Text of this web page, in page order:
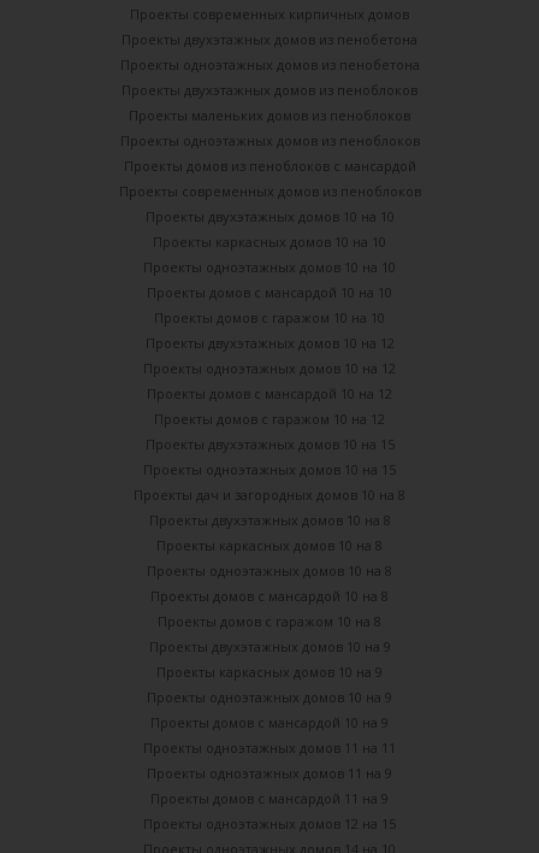
Проекты современных кирпичных домов
Проекты двухэтажных домов из пенобетона
Проекты одноэтажных домов из пенобетона
Проекты двухэтажных домов из пеноблоков
Проекты маленьких домов из пеноблоков
Проекты одноэтажных домов из пеноблоков
Проекты домов из пеноблоков с мансардой
Проекты современных домов из пеноблоков
Проекты двухэтажных домов 10 на 10
Проекты каркасных домов 10 на 10
Проекты одноэтажных домов 10 на 10
Проекты домов с мансардой 10 на 10
Проекты домов с гаражом 10 на 10
Проекты двухэтажных домов 10 на 12
Проекты одноэтажных домов 10 на 12
Проекты домов с мансардой 10 на 12
Проекты домов с гаражом 10 на 12
Проекты двухэтажных домов 10 на 15
Проекты одноэтажных домов 10 на 15
Проекты дач и загородных домов 10 на 8
Проекты двухэтажных домов 10 на 8
Проекты каркасных домов 10 на 8
Проекты одноэтажных домов 10 на 8
Проекты домов с мансардой 10 на 8
Проекты домов с гаражом 10 на 8
Проекты двухэтажных домов 10 на 9
Проекты каркасных домов 10 на 9
Проекты одноэтажных домов 10 на 9
Проекты домов с мансардой 10 на 9
Проекты одноэтажных домов 11 на 11
Проекты одноэтажных домов 11 на 9
Проекты домов с мансардой 11 на 9
Проекты одноэтажных домов 12 на 15
Проекты одноэтажных домов 14 на 10